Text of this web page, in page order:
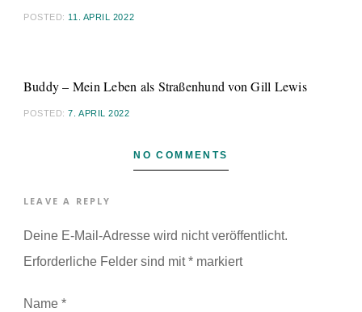
POSTED: 11. APRIL 2022
Buddy – Mein Leben als Straßenhund von Gill Lewis
POSTED:7. APRIL 2022
NO COMMENTS
LEAVE A REPLY
Deine E-Mail-Adresse wird nicht veröffentlicht.
Erforderliche Felder sind mit* markiert
Name *